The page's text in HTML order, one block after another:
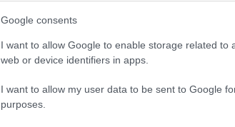
Google consents
I want to allow Google to enable storage related to
web or device identifiers in apps.
I want to allow my user data to be sent to Google
purposes.